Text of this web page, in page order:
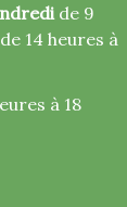
de 9
14 heures à
à 18